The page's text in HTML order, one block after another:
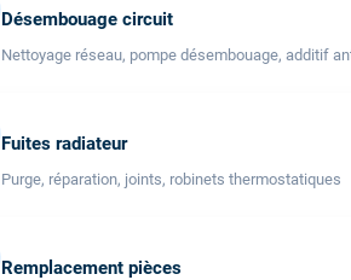
Désembouage circuit
Nettoyage réseau, pompe désembouage, additif
Fuites radiateur
Purge, réparation, joints, robinets thermostatiques
Remplacement pièces